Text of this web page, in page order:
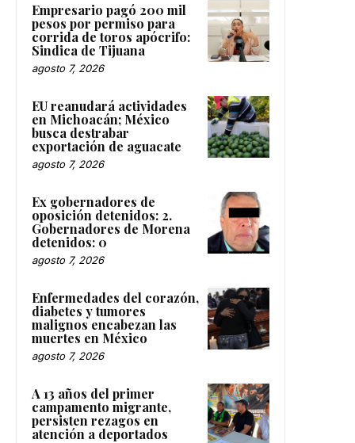
Empresario pagó 200 mil
pesos por permiso para
corrida de toros apócrifo:
Sindica de Tijuana
agosto 7, 2026
EU reanudará actividades
en Michoacán; México
busca destrabar
exportación de aguacate
agosto 7, 2026
Ex gobernadores de
oposición detenidos: 2.
Gobernadores de Morena
detenidos: 0
agosto 7, 2026
Enfermedades del corazón,
diabetes y tumores
malignos encabezan las
muertes en México
agosto 7, 2026
A 13 años del primer
campamento migrante,
persisten rezagos en
atención a deportados